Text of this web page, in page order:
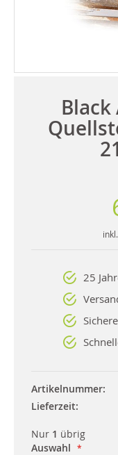
25
Artikelnummer
Lieferzeit
Nur 1 übrig
Auswahl